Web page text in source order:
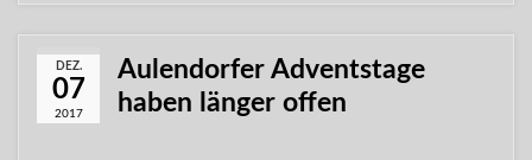
DEZ.
07
2017
Aulendorfer Adventstage
haben länger offen